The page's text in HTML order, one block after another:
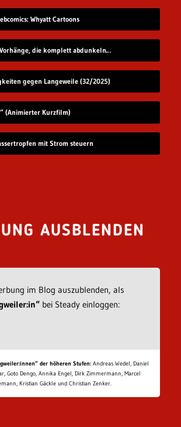
Whyatt Cartoons
Blackout-Vorhänge, die komplett abdunkeln & gar kein Licht durchlassen
gegen Langeweile (32/2025)
(Animierter Kurzfilm)
mit Strom steuern
AUSBLENDEN
im Blog auszublenden, als
bei Steady einloggen:
der höheren Stufen: Andreas Wedel, Daniel
Goto Dengo, Annika Engel, Dirk Zimmermann, Marcel
Kristian Gäckle und Christian Zenker.